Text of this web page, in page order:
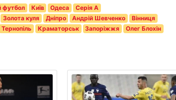
футбол Київ Одеса
Серія A
Золота куля Дніпро Андрій Шевченко
Вінниця
Тернопіль Краматорськ Запоріжжя
Олег Блохін